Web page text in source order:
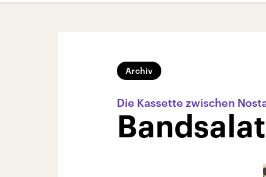
Archiv
Die Kassette zwischen